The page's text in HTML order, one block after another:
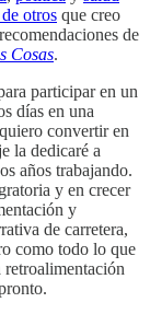
otros que creo
de
Cosas.
participar en un
días en una
convertir en
la dedicaré a
años trabajando.
y en crecer
y
de carretera,
como todo lo que
retroalimentación